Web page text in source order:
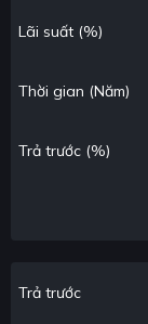
Lãi suất (%)
Thời gian (Năm)
Trả trước (%)
Trả trước